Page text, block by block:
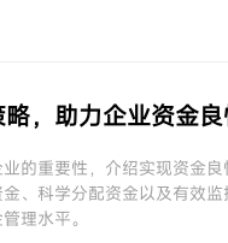
，助力企业资金
的重要性，介绍实现资金
、科学分配资金以及有效监
理水平。